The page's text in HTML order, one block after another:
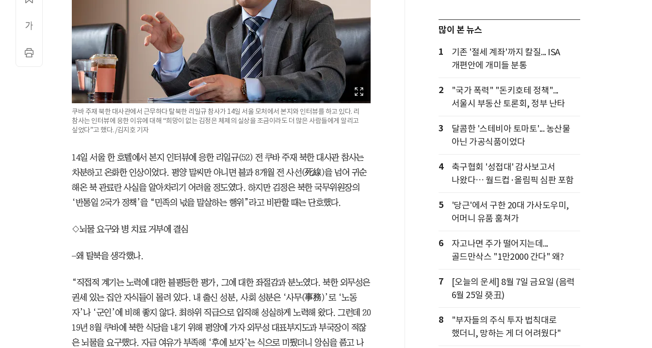
쿠바 주재 북한 대사관에서 근무하다 탈북한 리일규 참사가 14일 서울 모처에서 본지와 인터뷰를 하고 있다. 리
참사는 인터뷰에 응한 이유에 대해 “희망이 없는 김정은 체제의 실상을 조금이라도 더 많은 사람들에게 알리고
싶었다”고 했다. /김지호 기자
14일 서울 한 호텔에서 본지 인터뷰에 응한 리일규(52) 전 쿠바 주재 북한 대사관 참사는
차분하고 온화한 인상이었다. 평양 말씨만 아니면 불과 8개월 전 사선(死線)을 넘어 귀순
해온 북 관료란 사실을 알아차리기 어려울 정도였다. 하지만 김정은 북한 국무위원장의
‘반통일 2국가 정책’을 “민족의 넋을 말살하는 행위”라고 비판할 때는 단호했다.
◇뇌물 요구와 병 치료 거부에 결심
–왜 탈북을 생각했나.
“직접적 계기는 노력에 대한 불평등한 평가, 그에 대한 좌절감과 분노였다. 북한 외무성은
권세 있는 집안 자식들이 몰려 있다. 내 출신 성분, 사회 성분은 ‘사무(事務)’로 ‘노동
자’나 ‘군인’에 비해 좋지 않다. 최하위 직급으로 입직해 성실하게 노력해 왔다. 그런데 20
19년 8월 쿠바에 북한 식당을 내기 위해 평양에 가자 외무성 대표부지도과 부국장이 적잖
은 뇌물을 요구했다. 자금 여유가 부족해 ‘후에 보자’는 식으로 미뤘더니 앙심을 품고 나
많이 본 뉴스
1
기존 '절세 계좌'까지 칼질... ISA
개편안에 개미들 분통
2
"국가 폭력" "돈키호테 정책"...
서울시 부동산 토론회, 정부 난타
3
달콤한 '스테비아 토마토'... 농산물
아닌 가공식품이었다
4
축구협회 '성접대' 감사보고서
나왔다… 월드컵·올림픽 심판 포함
5
'당근'에서 구한 20대 가사도우미,
어머니 유품 훔쳐가
6
자고나면 주가 떨어지는데...
골드만삭스 "1만2000 간다" 왜?
7
[오늘의 운세] 8월 7일 금요일 (음력
6월 25일 癸丑)
8
"부자들의 주식 투자 법칙대로
했더니, 망하는 게 더 어려웠다"